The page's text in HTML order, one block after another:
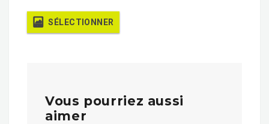
SÉLECTIONNER
Vous pourriez aussi
aimer